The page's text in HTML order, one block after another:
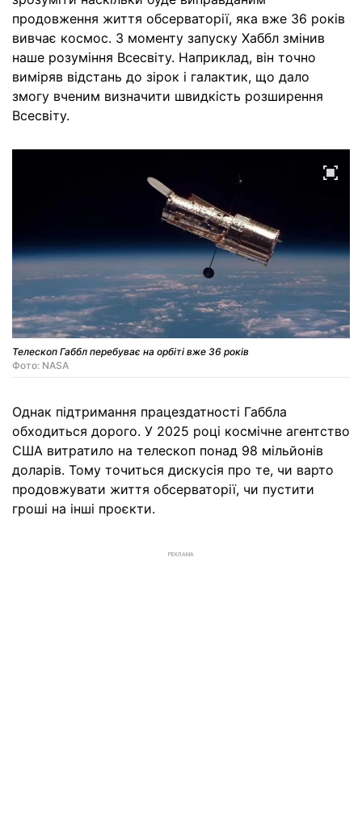
продовження життя обсерваторії, яка вже 36 років
вивчає космос. З моменту запуску Хаббл змінив
наше розуміння Всесвіту. Наприклад, він точно
виміряв відстань до зірок і галактик, що дало
змогу вченим визначити швидкість розширення
Всесвіту.
Телескоп Габбл перебуває на орбіті вже 36 років
Фото: NASA
Однак підтримання працездатності Габбла
обходиться дорого. У 2025 році космічне агентство
США витратило на телескоп понад 98 мільйонів
доларів. Тому точиться дискусія про те, чи варто
продовжувати життя обсерваторії, чи пустити
гроші на інші проєкти.
РЕКЛАМА